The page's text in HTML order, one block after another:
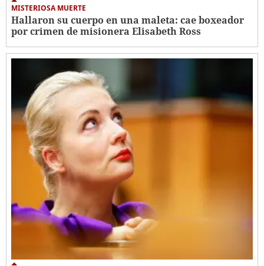
MISTERIOSA MUERTE
Hallaron su cuerpo en una maleta: cae boxeador
por crimen de misionera Elisabeth Ross